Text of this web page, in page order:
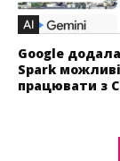
AI
Google
Spark
працювати з